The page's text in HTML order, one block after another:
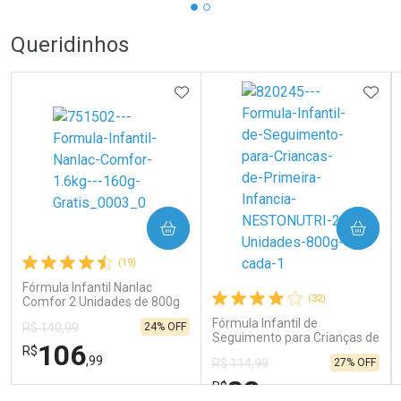
Queridinhos
(19)
Fórmula Infantil Nanlac
Comfor 2 Unidades de 800g
R$ 140,99
R$106,99
24% OFF
ADICIONAR AOS FAVORITOS
COMPRAR
(32)
Fórmula Infantil de
Seguimento para Crianças de
Primeira Infância Nestonutri
2 Unidades de 800g cada
R$ 114,99
R$83
27% OFF
COMPRAR